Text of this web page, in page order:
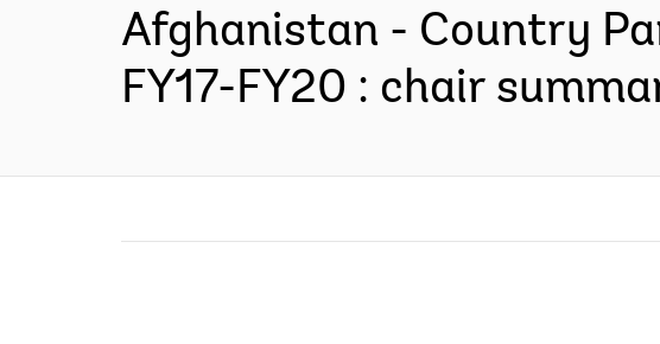
Afghanistan - Country
FY17-FY20 : chair